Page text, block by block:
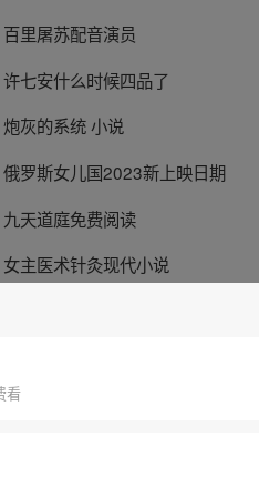
百里屠苏配音演员
许七安什么时候四品了
炮灰的系统 小说
俄罗斯女儿国2023新上映日期
九天道庭免费阅读
女主医术针灸现代小说
看